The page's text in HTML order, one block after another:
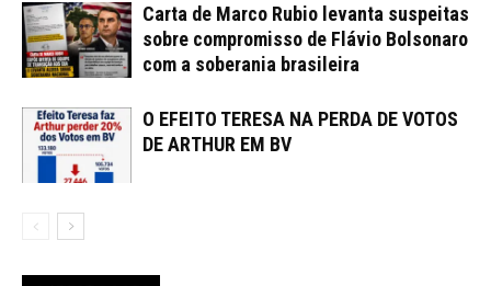
Carta de Marco Rubio levanta suspeitas
sobre compromisso de Flávio Bolsonaro
com a soberania brasileira
O EFEITO TERESA NA PERDA DE VOTOS
DE ARTHUR EM BV